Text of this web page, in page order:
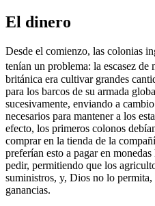
El dinero
Desde el comienzo, las colonias
tenían un problema: la escasez de
británica era cultivar grandes
para los barcos de su armada
sucesivamente, enviando a
necesarios para mantener a los
efecto, los primeros colonos
comprar en la tienda de la
preferían esto a pagar en
pedir, permitiendo que los
suministros, y, Dios no lo permita,
ganancias.